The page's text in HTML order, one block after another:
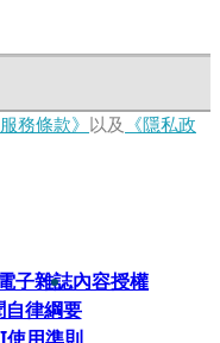
服務條款》 以及 《隱私政
子雜誌內容授權
自律綱要